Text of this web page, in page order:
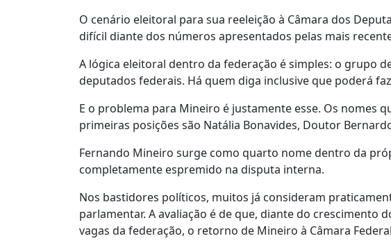
O cenário eleitoral para sua reeleição à Câmara dos
difícil diante dos números apresentados pelas mais
A lógica eleitoral dentro da federação é simples: o grupo
deputados federais. Há quem diga inclusive que poderá
E o problema para Mineiro é justamente esse. Os nomes
primeiras posições são Natália Bonavides, Doutor
Fernando Mineiro surge como quarto nome dentro da
completamente espremido na disputa interna.
Nos bastidores políticos, muitos já consideram
parlamentar. A avaliação é de que, diante do crescimento
vagas da federação, o retorno de Mineiro à Câmara